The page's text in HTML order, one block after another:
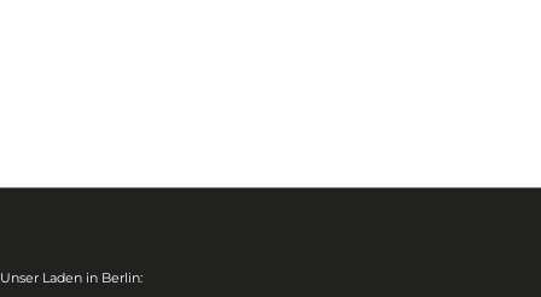
Unser Laden in Berlin: